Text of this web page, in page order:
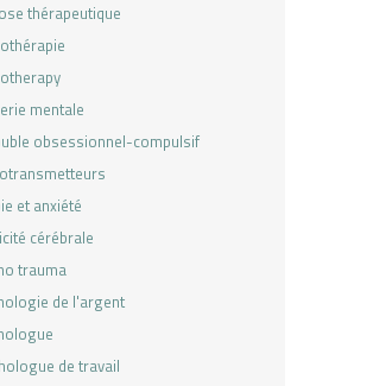
thérapeutique
mentale
obsessionnel-compulsif
et anxiété
cérébrale
trauma
de l'argent
de travail